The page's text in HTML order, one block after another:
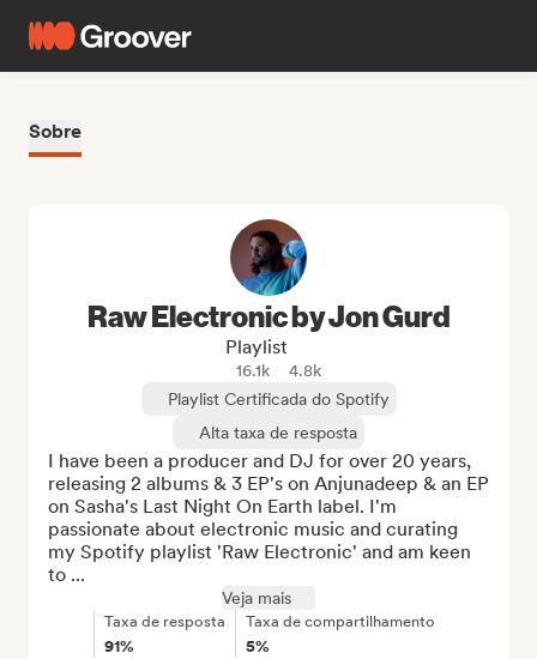
Sobre
Raw Electronic by Jon Gurd
Playlist
16.1k
4.8k
Playlist Certificada do Spotify
Alta taxa de resposta
I have been a producer and DJ for over 20 years,
releasing 2 albums & 3 EP's on Anjunadeep & an EP
on Sasha's Last Night On Earth label. I'm
passionate about electronic music and curating
my Spotify playlist 'Raw Electronic' and am keen
to ...
Veja mais
Taxa de resposta
91%
Taxa de compartilhamento
5%